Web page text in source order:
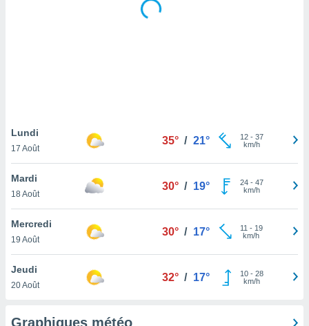
notre
que
et que
Lundi
17 Août
35° / 21° 12- 37
km/h
Mardi
18 Août
30° / 19° 24- 47
km/h
Mercredi
19 Août
30° / 17° 11 - 19
km/h
Jeudi
20 Août
32° / 17° 10- 28
km/h
Graphiques météo